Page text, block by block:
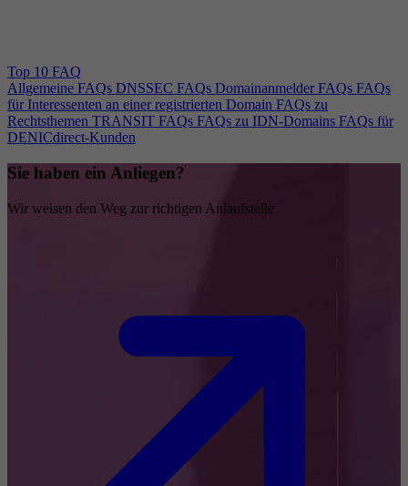
Top 10 FAQ
Allgemeine FAQs DNSSEC FAQs Domainanmelder FAQs FAQs
für Interessenten an einer registrierten Domain FAQs zu
Rechtsthemen TRANSIT FAQs FAQs zu IDN-Domains FAQs für
DENICdirect-Kunden
Sie haben ein Anliegen?
Wir weisen den Weg zur richtigen Anlaufstelle